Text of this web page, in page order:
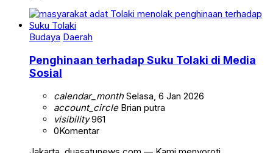
Budaya Daerah
Penghinaan terhadap Suku Tolaki di Media
Sosial
calendar_monthSelasa, 6 Jan 2026
account_circleBrian putra
visibility961
0Komentar